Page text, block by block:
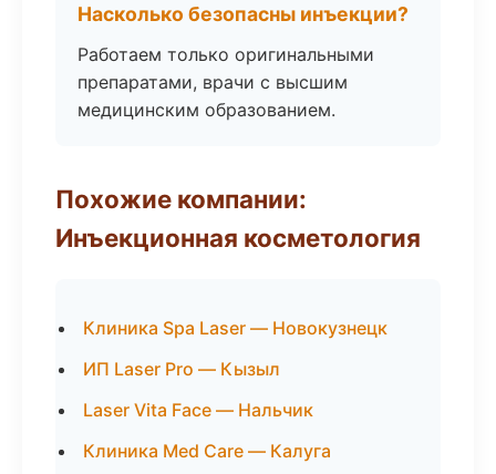
Насколько безопасны инъекции?
Работаем только оригинальными
препаратами, врачи с высшим
медицинским образованием.
Похожие компании:
Инъекционная косметология
Клиника Spa Laser — Новокузнецк
ИП Laser Pro — Кызыл
Laser Vita Face — Нальчик
Клиника Med Care — Калуга